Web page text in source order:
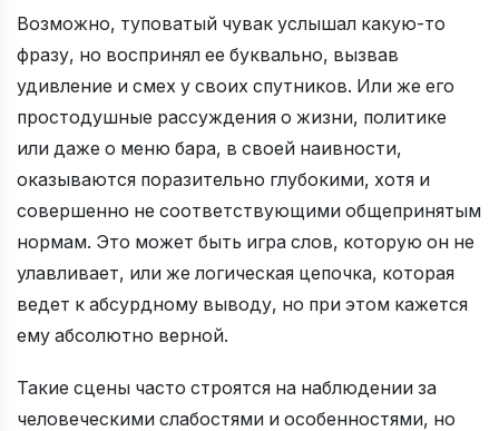
Возможно, туповатый чувак услышал какую-то
фразу, но воспринял ее буквально, вызвав
удивление и смех у своих спутников. Или же его
простодушные рассуждения о жизни, политике
или даже о меню бара, в своей наивности,
оказываются поразительно глубокими, хотя и
совершенно не соответствующими общепринятым
нормам. Это может быть игра слов, которую он не
улавливает, или же логическая цепочка, которая
ведет к абсурдному выводу, но при этом кажется
ему абсолютно верной.
Такие сцены часто строятся на наблюдении за
человеческими слабостями и особенностями, но